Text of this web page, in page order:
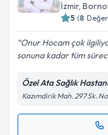
İzmir,
5 (8
Onur Hocam çok
sonuna kadar tüm
Özel Ata Sağlık
Kazımdirik Mah. 297 Sk.
Randevu